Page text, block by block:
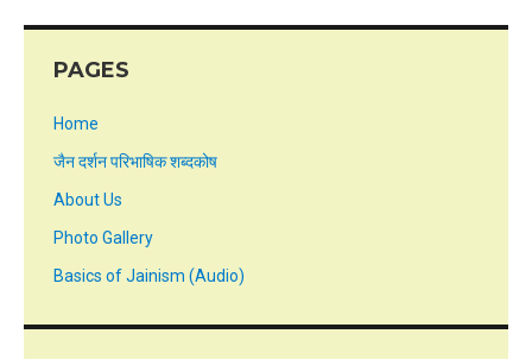
PAGES
Home
जैन दर्शन परिभाषिक शब्दकोष
About Us
Photo Gallery
Basics of Jainism (Audio)